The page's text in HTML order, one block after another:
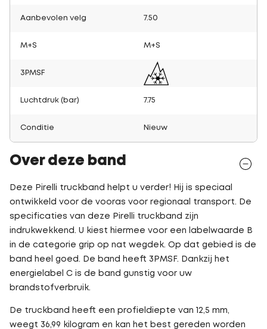
Aanbevolen velg 7.50
M+S M+S
3PMSF
Luchtdruk (bar) 7.75
Conditie Nieuw
Over deze band
Deze Pirelli truckband helpt u verder! Hij is speciaal
ontwikkeld voor de vooras voor regionaal transport. De
specificaties van deze Pirelli truckband zijn
indrukwekkend. U kiest hiermee voor een labelwaarde B
in de categorie grip op nat wegdek. Op dat gebied is de
band heel goed. De band heeft 3PMSF. Dankzij het
energielabel C is de band gunstig voor uw
brandstofverbruik.
De truckband heeft een profieldiepte van 12,5 mm,
weegt 36,99 kilogram en kan het best gereden worden